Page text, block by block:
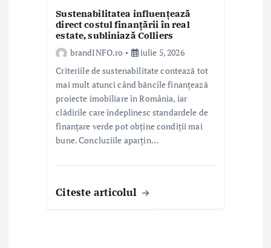
Sustenabilitatea influențează
direct costul finanțării în real
estate, subliniază Colliers
brandINFO.ro
iulie 5, 2026
Criteriile de sustenabilitate contează tot
mai mult atunci când băncile finanțează
proiecte imobiliare în România, iar
clădirile care îndeplinesc standardele de
finanțare verde pot obține condiții mai
bune. Concluziile aparțin…
Citeste articolul